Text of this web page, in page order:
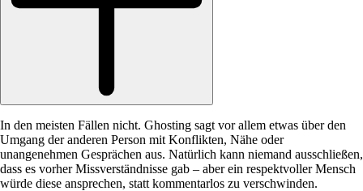
In den meisten Fällen nicht. Ghosting sagt vor allem etwas über den
Umgang der anderen Person mit Konflikten, Nähe oder
unangenehmen Gesprächen aus. Natürlich kann niemand ausschließen,
dass es vorher Missverständnisse gab – aber ein respektvoller Mensch
würde diese ansprechen, statt kommentarlos zu verschwinden.